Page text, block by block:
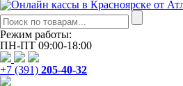
Режим работы:
ПН-ПТ 09:00-18:00
+7 (391) 205-40-32